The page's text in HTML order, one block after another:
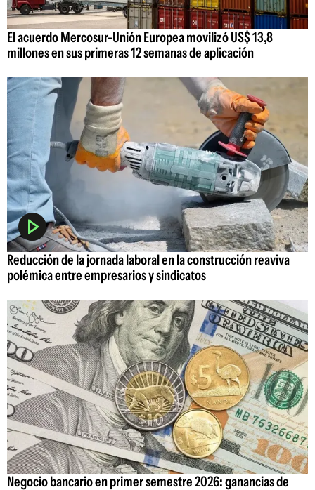
El acuerdo Mercosur-Unión Europea movilizó US$ 13,8
millones en sus primeras 12 semanas de aplicación
Reducción de la jornada laboral en la construcción reaviva
polémica entre empresarios y sindicatos
Negocio bancario en primer semestre 2026: ganancias de